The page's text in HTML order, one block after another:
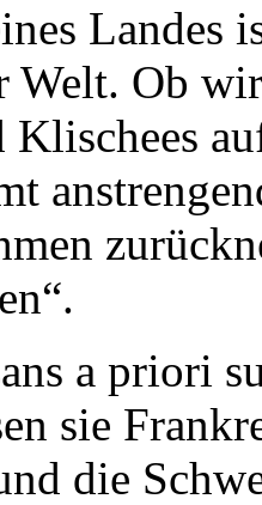
Landes
Welt. Ob
a priori
sie
die